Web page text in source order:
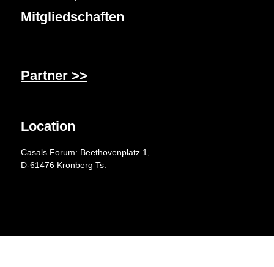
Mitgliedschaften
Partner >>
Location
Casals Forum: Beethovenplatz 1,
D-61476 Kronberg Ts.